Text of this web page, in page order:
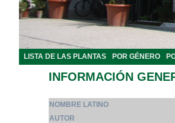
LISTA DE LAS PLANTAS POR GÉNERO
INFORMACIÓN
NOMBRE LATINO
AUTOR